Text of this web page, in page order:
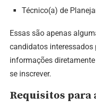
Técnico(a) de
Essas são apenas
candidatos
informações
se inscrever.
Requisitos para